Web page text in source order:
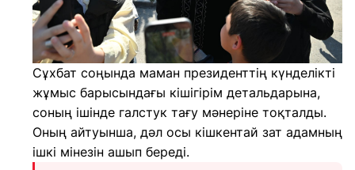
Сұхбат соңында маман президенттің күнделікті
жұмыс барысындағы кішігірім детальдарына,
соның ішінде галстук тағу мәнеріне тоқталды.
Оның айтуынша, дәл осы кішкентай зат адамның
ішкі мінезін ашып береді.